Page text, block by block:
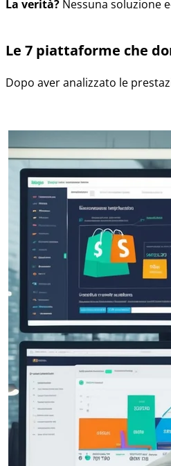
La verità? Nessuna soluzione
Le 7 piattaforme che
Dopo aver analizzato le